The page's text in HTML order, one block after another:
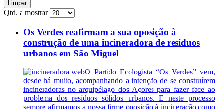
Limpar
Qtd. a mostrar
Os Verdes reafirmam a sua oposição à
construção de uma incineradora de resíduos
urbanos em São Miguel
O Partido Ecologista “Os Verdes” vem,
desde há muito, acompanhando a intenção de se construírem
incineradoras no arquipélago dos Açores para fazer face ao
problema dos resíduos sólidos urbanos. E neste processo
sempre afirmámos a nossa firme oposição à incineração como